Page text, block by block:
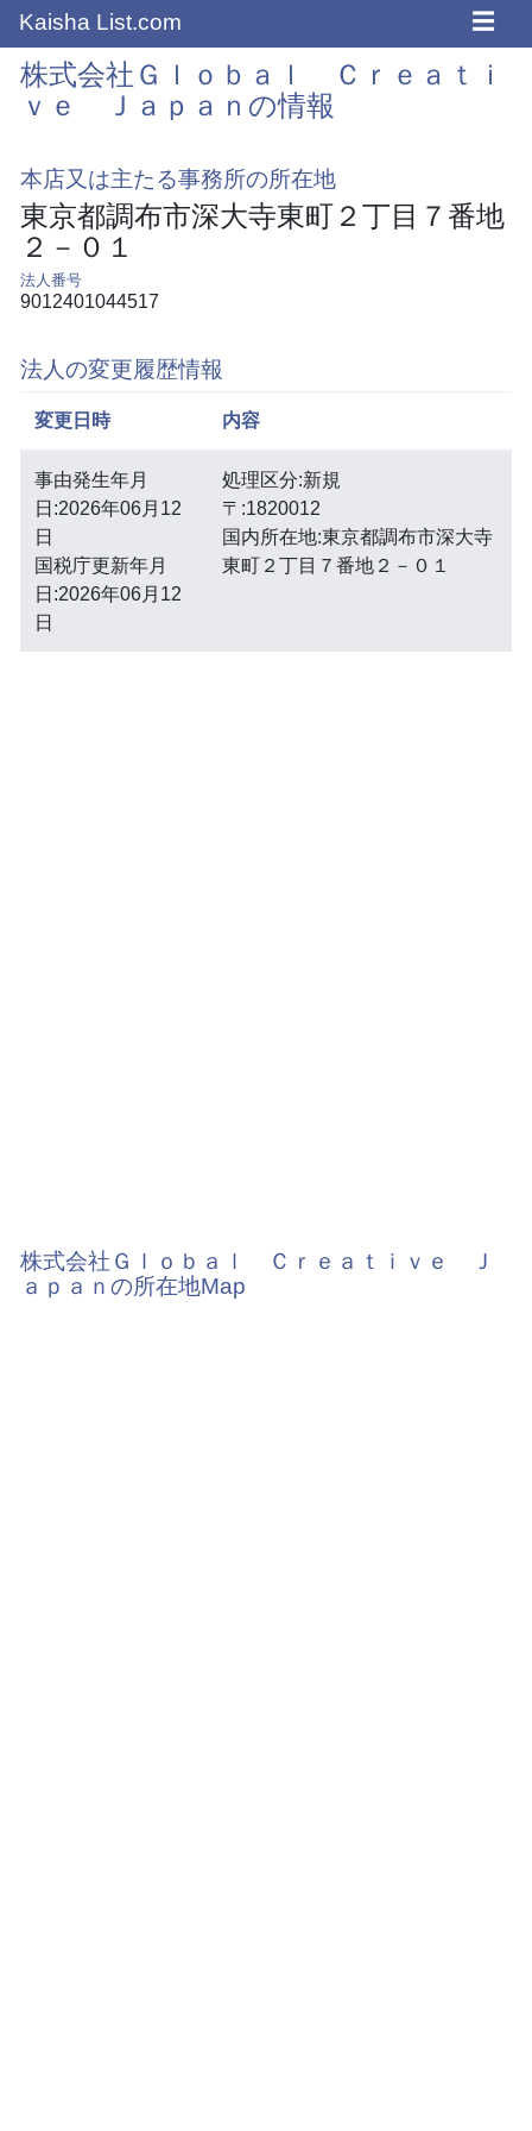
Kaisha List.com ☰
株式会社Ｇｌｏｂａｌ Ｃｒｅａｔｉ
ｖｅ Ｊａｐａｎの情報
本店又は主たる事務所の所在地
東京都調布市深大寺東町２丁目７番地
２－０１
法人番号
9012401044517
法人の変更履歴情報
変更日時 内容
事由発生年月
日:2026年06月12
日
国税庁更新年月
日:2026年06月12
日
処理区分:新規
〒:1820012
国内所在地:東京都調布市深大寺
東町２丁目７番地２－０１
株式会社Ｇｌｏｂａｌ Ｃｒｅａｔｉｖｅ Ｊ
ａｐａｎの所在地Map